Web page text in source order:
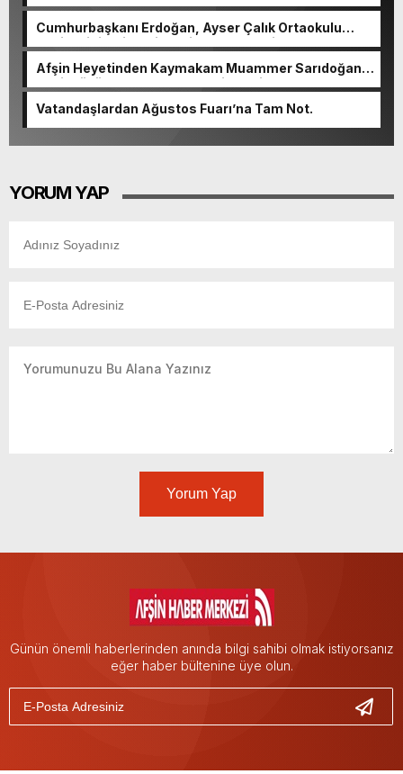
Cumhurbaşkanı Erdoğan, Ayser Çalık Ortaokulu
Şehitlerinin Aileleriyle Bir Araya Geldi.
Afşin Heyetinden Kaymakam Muammer Sarıdoğan’a
Beşikdüzü’nde hayırlı olsun ziyareti.
Vatandaşlardan Ağustos Fuarı’na Tam Not.
YORUM YAP
Yorum Yap
Günün önemli haberlerinden anında bilgi sahibi olmak istiyorsanız
eğer haber bültenine üye olun.